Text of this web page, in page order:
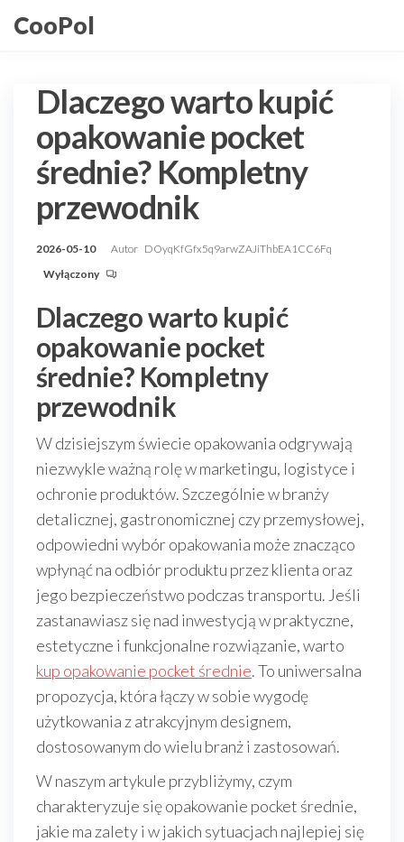
doCooPol
Dlaczego warto kupić
opakowanie pocket
średnie? Kompletny
przewodnik
2026-05-10 Autor DOyqKfGfx5q9arwZAJiThbEA1CC6Fq
Wyłączony
Dlaczego warto kupić
opakowanie pocket
średnie? Kompletny
przewodnik
W dzisiejszym świecie opakowania odgrywają
niezwykle ważną rolę w marketingu, logistyce i
ochronie produktów. Szczególnie w branży
detalicznej, gastronomicznej czy przemysłowej,
odpowiedni wybór opakowania może znacząco
wpłynąć na odbiór produktu przez klienta oraz
jego bezpieczeństwo podczas transportu. Jeśli
zastanawiasz się nad inwestycją w praktyczne,
estetyczne i funkcjonalne rozwiązanie, warto
kup opakowanie pocket średnie. To uniwersalna
propozycja, która łączy w sobie wygodę
użytkowania z atrakcyjnym designem,
dostosowanym do wielu branż i zastosowań.
W naszym artykule przybliżymy, czym
charakteryzuje się opakowanie pocket średnie,
jakie ma zalety i w jakich sytuacjach najlepiej się